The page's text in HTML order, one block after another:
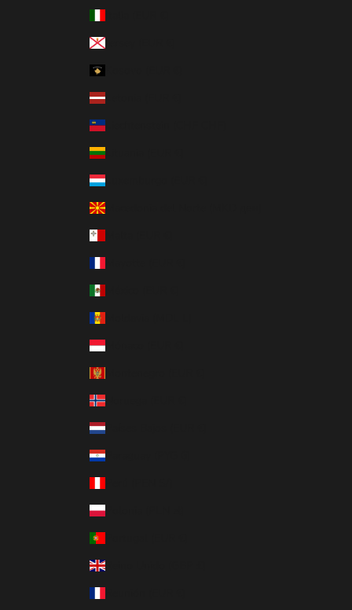
Jersey (EUR €)
Letonia (EUR €)
Liechtenstein (CHF CHF)
Lituania (EUR €)
Luxemburgo (EUR €)
Macedonia del Norte (MKD ден)
Mónaco (EUR €)
Noruega (EUR €)
Países Bajos (EUR €)
Paraguay (PYG ₲)
Polonia (PLN zł)
Reino Unido (GBP £)